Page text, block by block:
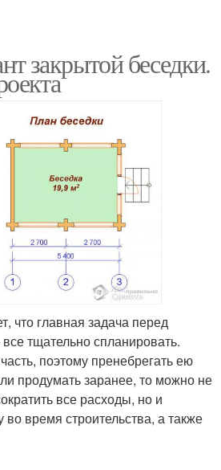
закрытой беседки.
что главная задача перед
тщательно спланировать.
поэтому пренебрегать ею
продумать заранее, то можно не
все расходы, но и
во время строительства, а также